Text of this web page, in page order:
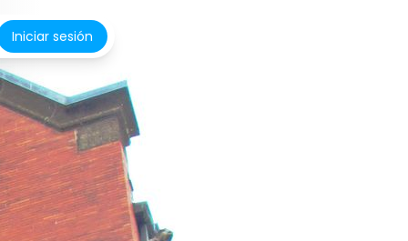
Iniciar sesión